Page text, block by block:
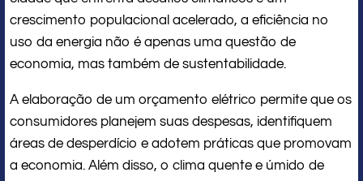
crescimento populacional acelerado, a eficiência no
uso da energia não é apenas uma questão de
economia, mas também de sustentabilidade.
A elaboração de um orçamento elétrico permite que os
consumidores planejem suas despesas, identifiquem
áreas de desperdício e adotem práticas que promovam
a economia. Além disso, o clima quente e úmido de